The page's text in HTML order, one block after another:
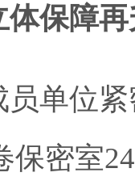
保障
单位
保密室